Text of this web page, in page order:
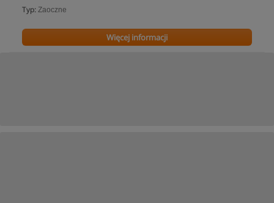
Typ: Zaoczne
Więcej informacji